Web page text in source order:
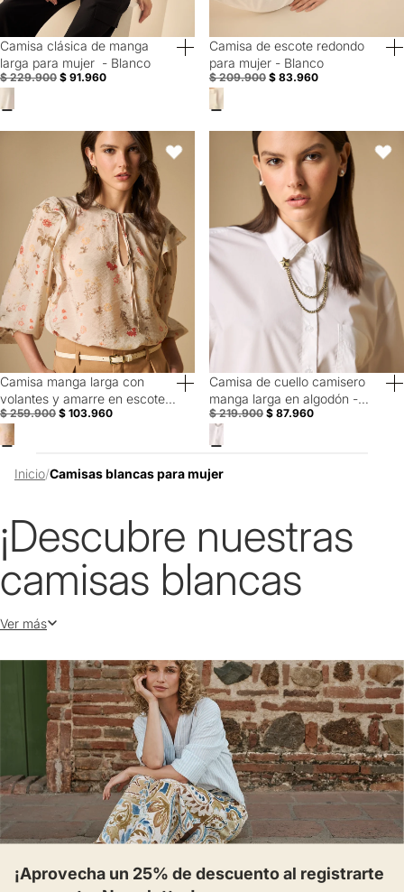
60% Off
Camisa clásica de manga
larga para mujer - Blanco
$ 229.900 $ 91.960
60% Off
Camisa de escote redondo
para mujer - Blanco
$ 209.900 $ 83.960
Camisa manga larga con volantes y amarre en escote - Blanco
60% Off
Camisa manga larga con
volantes y amarre en escote -
Blanco
$ 259.900 $ 103.960
Favoritos
Camisa de cuello camisero
60% Off
Camisa de cuello camisero
manga larga en algodón -
Blanco
$ 219.900 $ 87.960
Inicio/Camisas blancas para mujer
¡Descubre nuestras
camisas blancas
elegantes para mujer!
Las camisas blancas de mujer son piezas universales que cuentan
con amplias posibilidades a la hora de combinarlas con otros
elementos, no solo por su simplicidad, sino por todos los patrones y
estilos en los que las podemos encon trar. Por esta razón, en Esprit le
damos un espacio especial a esta prenda de fondo de armario, que
merece toda la atención, ya que resulta ser un salvavidas en
cualquier ocasión.
Dada la versatilidad de las blusas blancas para dama, las opciones
cuestión del estilo que estés buscando. Por eso, tenemos diferentes
Ver más
¡Aprovecha un 25% de descuento al registrarte